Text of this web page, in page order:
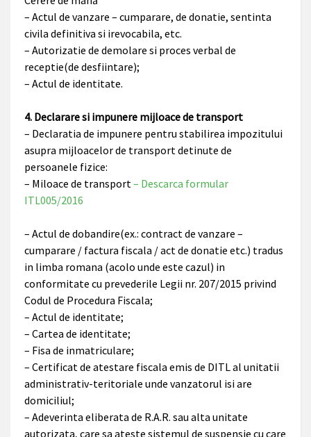
– Actul de vanzare – cumparare, de donatie, sentinta
civila definitiva si irevocabila, etc.
– Autorizatie de demolare si proces verbal de
receptie(de desfiintare);
– Actul de identitate.
4. Declarare si impunere mijloace de transport
– Declaratia de impunere pentru stabilirea impozitului
asupra mijloacelor de transport detinute de
persoanele fizice:
– Miloace de transport– Descarca formular
ITL005/2016
– Actul de dobandire(ex.: contract de vanzare –
cumparare / factura fiscala / act de donatie etc.) tradus
in limba romana (acolo unde este cazul) in
conformitate cu prevederile Legii nr. 207/2015 privind
Codul de Procedura Fiscala;
– Actul de identitate;
– Cartea de identitate;
– Fisa de inmatriculare;
– Certificat de atestare fiscala emis de DITL al unitatii
administrativ-teritoriale unde vanzatorul isi are
domiciliul;
– Adeverinta eliberata de R.A.R. sau alta unitate
autorizata, care sa ateste sistemul de suspensie cu care